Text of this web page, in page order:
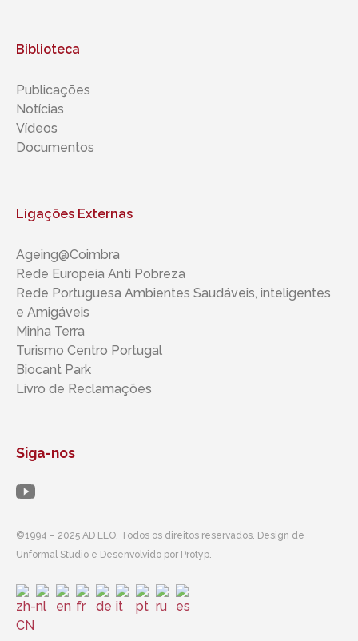
Biblioteca
Publicações
Notícias
Vídeos
Documentos
Ligações Externas
Ageing@Coimbra
Rede Europeia Anti Pobreza
Rede Portuguesa Ambientes Saudáveis, inteligentes ​​
e Amigáveis
Minha Terra
Turismo Centro Portugal
Biocant Park
Livro de Reclamações
Siga-nos
©1994 – 2025 AD ELO. Todos os direitos reservados. Design de
Unformal Studio e Desenvolvido por Protyp.